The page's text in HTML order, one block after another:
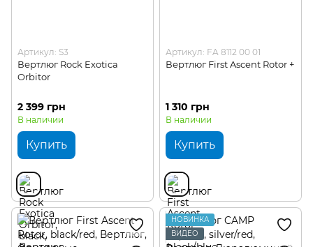
Артикул: S3
Вертлюг Rock Exotica
Orbitor
2 399 грн
В наличии
Купить
Артикул: FA 8112 00 01
Вертлюг First Ascent Rotor +
1 310 грн
В наличии
Купить
НОВИНКА
ВИДЕО